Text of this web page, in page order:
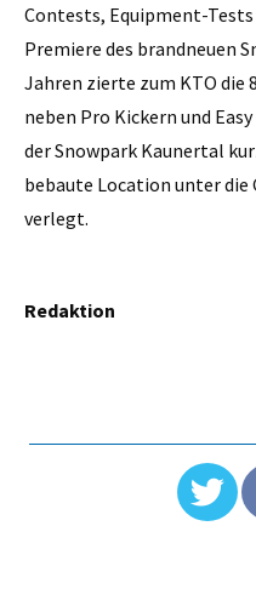
Contests, Equipment-
Premiere des brandneuen
Jahren zierte zum KTO die
neben Pro Kickern und
der Snowpark Kaunertal
bebaute Location unter die
verlegt.
Redaktion